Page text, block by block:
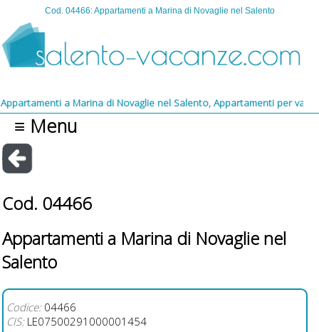
Cod. 04466: Appartamenti a Marina di Novaglie nel Salento
a Marina di Novaglie nel Salento, Appartamenti per vacanze
≡ Menu
Cod. 04466
Appartamenti a Marina di Novaglie nel
Salento
Codice:04466
CIS:LE07500291000001454